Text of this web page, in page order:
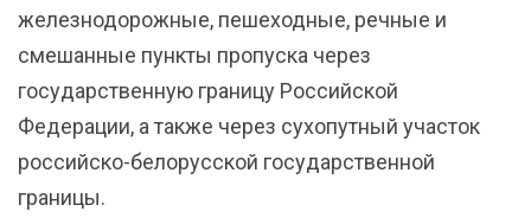
железнодорожные, пешеходные, речные и
смешанные пункты пропуска через
государственную границу Российской
Федерации, а также через сухопутный участок
российско-белорусской государственной
границы.